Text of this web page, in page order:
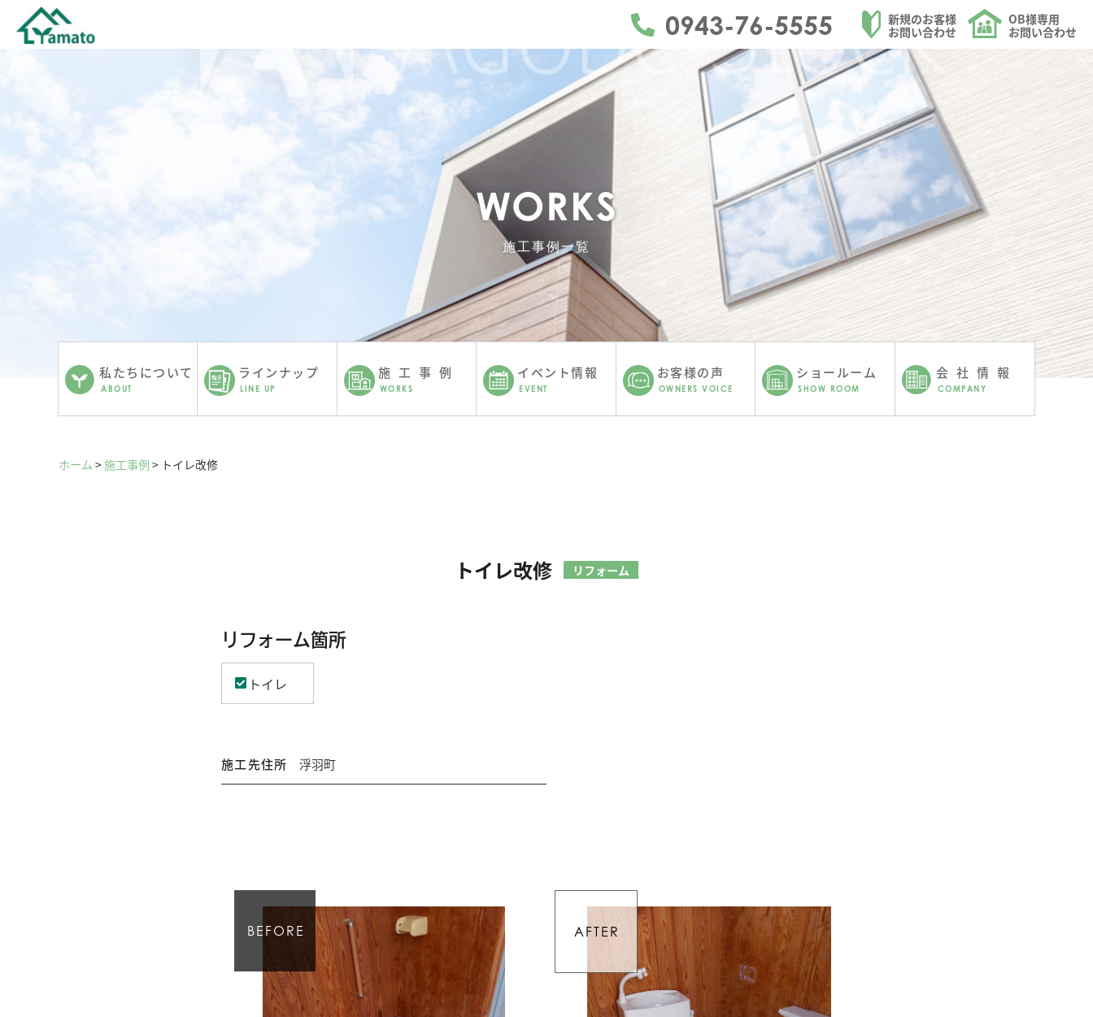
うきは市・久留米市・朝倉市・日田市を中心にリフォームを請け負う大和ハウジングのトイレ改修のページ
0943-76-5555
新規のお客様
お問い合わせ
OB様専用
お問い合わせ
私たちについて
ABOUT
ラインナップ
LINE UP
施工事例
WORKS
イベント情報
EVENT
お客様の声
OWNERS VOICE
ショールーム
SHOW ROOM
会社情報
COMPANY
WORKS
施工事例一覧
ホーム > 施工事例 > トイレ改修
トイレ改修 リフォーム
リフォーム箇所
トイレ
施工先住所 浮羽町